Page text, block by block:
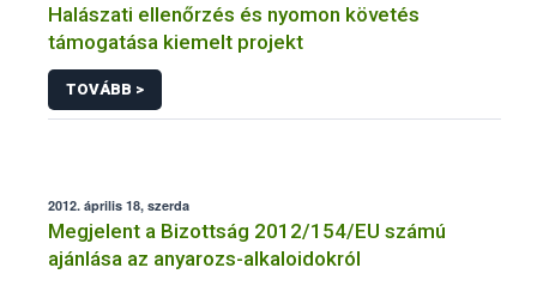
Halászati ellenőrzés és nyomon követés
támogatása kiemelt projekt
TOVÁBB >
2012. április 18, szerda
Megjelent a Bizottság 2012/154/EU számú
ajánlása az anyarozs-alkaloidokról